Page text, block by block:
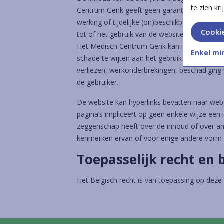
Centrum Genk geeft geen garanties voor
werking of tijdelijke (on)beschikbaarheid
tot of het gebruik van de website.
Het Medisch Centrum Genk kan in geen
schade te wijten aan het gebruik van deze
verliezen, werkonderbrekingen,
de gebruiker.
De website kan hyperlinks bevatten naar
pagina’s impliceert op geen enkele wijze
zeggenschap heeft over de inhoud of over
kenmerken ervan of voor enige andere
Toepasselijk recht en
Het Belgisch recht is van toepassing op
te zien
Enkel